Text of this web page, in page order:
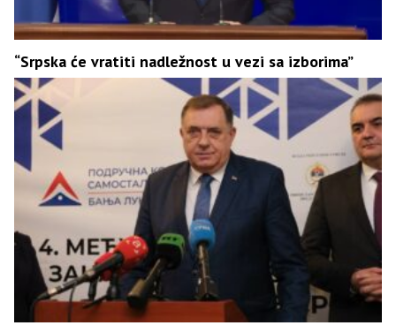
“Srpska će vratiti nadležnost u vezi sa izborima”